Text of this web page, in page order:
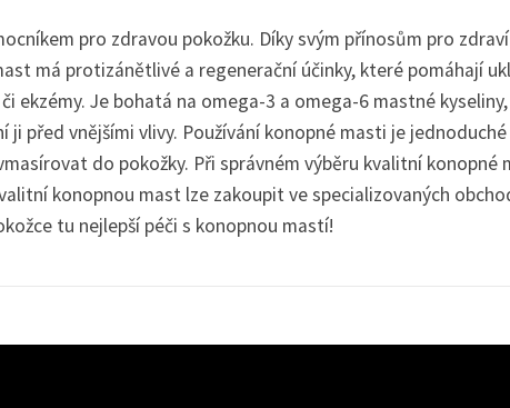
pro zdravou pokožku. Díky svým přínosům pro
má protizánětlivé a regenerační účinky, které pomáhají
ekzémy. Je bohatá na omega-3 a omega-6 mastné kyseliny,
ji před vnějšími vlivy. Používání konopné masti je
do pokožky. Při správném výběru kvalitní konopné
konopnou mast lze zakoupit ve specializovaných
tu nejlepší péči s konopnou mastí!